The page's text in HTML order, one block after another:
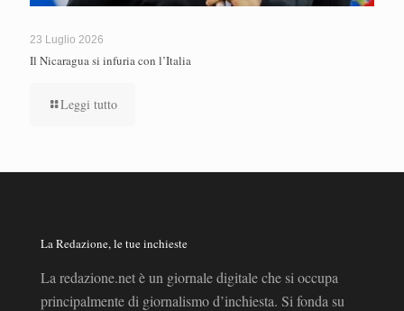
23 Luglio 2026
Il Nicaragua si infuria con l’Italia
Leggi tutto
La Redazione, le tue inchieste
La redazione.net è un giornale digitale che si occupa
principalmente di giornalismo d’inchiesta. Si fonda su